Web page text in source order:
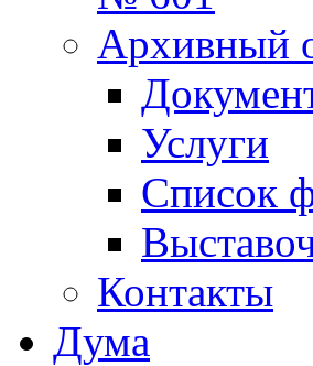
Архивный
Услуги
Список
Контакты
Дума